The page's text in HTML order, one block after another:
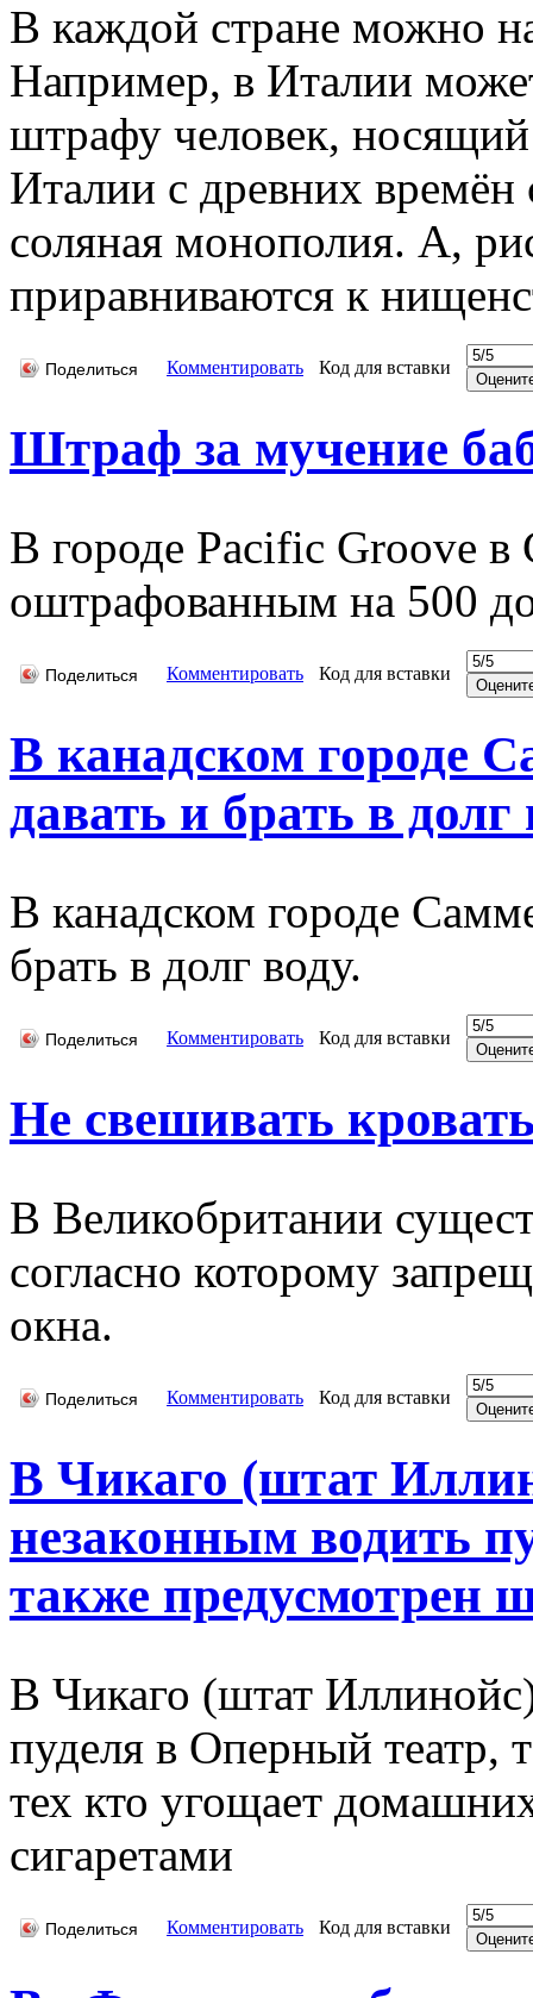
В каждой стране можно
Например, в Италии
штрафу человек,
Италии с древних времён
соляная монополия. А,
приравниваются к
Поделиться Комментировать Код для вставки
Штраф за мучение
В городе Pacific Groove
оштрафованным на 500
Поделиться Комментировать Код для вставки
В канадском городе
давать и брать в долг
В канадском городе
брать в долг воду.
Поделиться Комментировать Код для вставки
Не свешивать
В Великобритании
согласно которому
окна.
Поделиться Комментировать Код для вставки
В Чикаго (штат
незаконным водить
также предусмотрен
В Чикаго (штат
пуделя в Оперный театр,
тех кто угощает
сигаретами
Поделиться Комментировать Код для вставки